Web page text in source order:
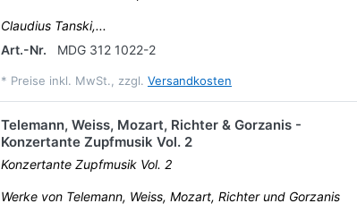
Claudius Tanski,...
Art.-Nr.
MDG 312 1022-2
* Preise inkl. MwSt., zzgl. Versandkosten
Telemann, Weiss, Mozart, Richter & Gorzanis -
Konzertante Zupfmusik Vol. 2
Konzertante Zupfmusik Vol. 2
Werke von Telemann, Weiss, Mozart, Richter und Gorzanis